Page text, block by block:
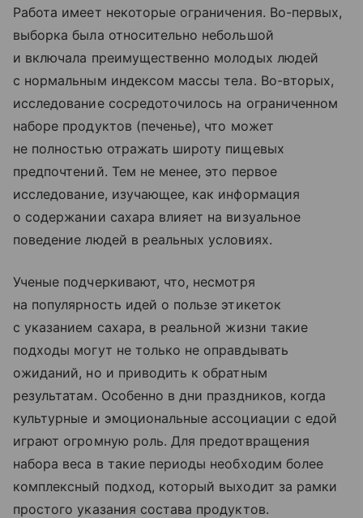
Работа имеет некоторые ограничения. Во-первых,
выборка была относительно небольшой
и включала преимущественно молодых людей
с нормальным индексом массы тела. Во-вторых,
исследование сосредоточилось на ограниченном
наборе продуктов (печенье), что может
не полностью отражать широту пищевых
предпочтений. Тем не менее, это первое
исследование, изучающее, как информация
о содержании сахара влияет на визуальное
поведение людей в реальных условиях.
Ученые подчеркивают, что, несмотря
на популярность идей о пользе этикеток
с указанием сахара, в реальной жизни такие
подходы могут не только не оправдывать
ожиданий, но и приводить к обратным
результатам. Особенно в дни праздников, когда
культурные и эмоциональные ассоциации с едой
играют огромную роль. Для предотвращения
набора веса в такие периоды необходим более
комплексный подход, который выходит за рамки
простого указания состава продуктов.